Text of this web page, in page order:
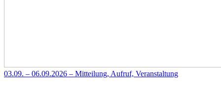
03.09. – 06.09.2026 – Mitteilung, Aufruf, Veranstaltung